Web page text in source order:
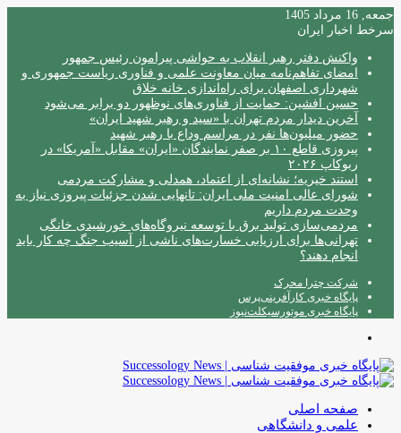
جمعه, 16 مرداد 1405
سرخط اخبار ایران
واکنش دفتر رهبر انقلاب به حواشی پیرامون رئیس جمهور
امضای تفاهم‌نامه میان معاونت علمی و فناوری ریاست جمهوری و
شهرداری اصفهان برای راه‌اندازی خانه خلاق
حسین افشین: حمایت از فناوری‌های نوظهور دو برابر می‌شود
آخرین دیدار مردم تهران با «سید و رهبر شهید ایران»
حضور میلیون‌ها نفر در مراسم وداع با رهبر شهید
پیروزی قاطع ۱۰ بر صفر نمایندگان «ایران» مقابل «آمریکا» در
ربوکاپ ۲۰۲۶
استند خیریه؛ نشانه‌ای از اعتماد، همدلی و مشارکت مردمی
شورای عالی امنیت ملی ایران: تانهایی شدن جزئیات پیروزی نیاز به
وحدت مردم داریم
مردمی‌سازی تولید برق با توسعه نیروگاه‌های خورشیدی خانگی
تهرانی‌ها برای ارزیابی خسارت‌های ناشی از آسیب جنگ چه کار باید
انجام دهند؟
شرکت چترا محرک
پایگاه خبری کارآفرینی‌پرس
پایگاه خبری موتورسیکلت‌نیوز
صفحه اصلی
علمی و دانشگاهی